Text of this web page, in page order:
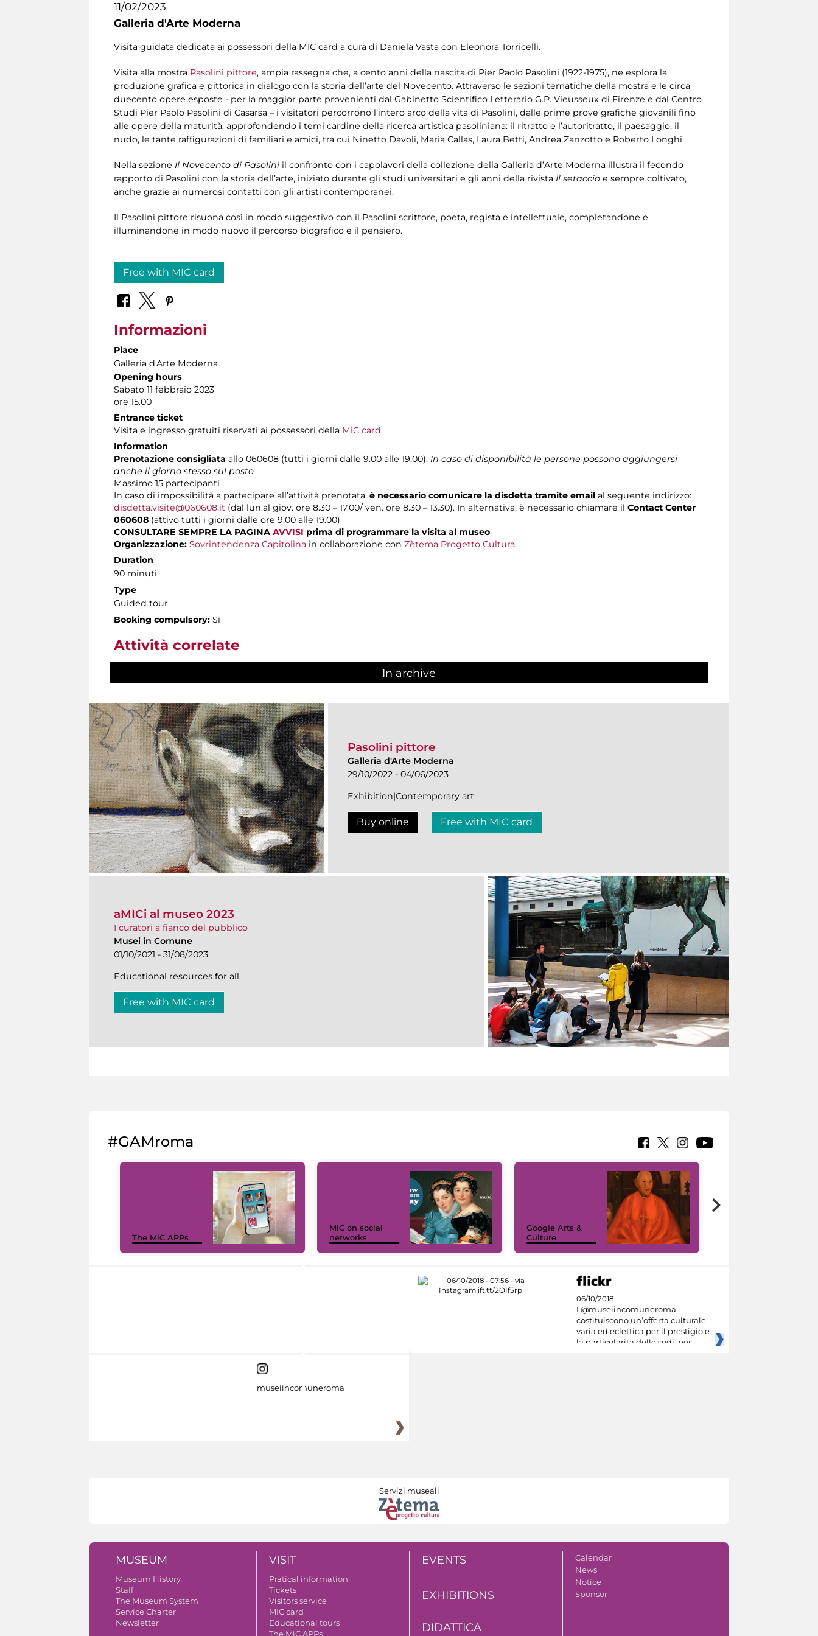
11/02/2023
Galleria d'Arte Moderna
Visita guidata dedicata ai possessori della MIC card a cura di Daniela Vasta con Eleonora Torricelli.
Visita alla mostra Pasolini pittore, ampia rassegna che, a cento anni della nascita di Pier Paolo Pasolini (1922-1975), ne esplora la
produzione grafica e pittorica in dialogo con la storia dell’arte del Novecento. Attraverso le sezioni tematiche della mostra e le circa
duecento opere esposte - per la maggior parte provenienti dal Gabinetto Scientifico Letterario G.P. Vieusseux di Firenze e dal Centro
Studi Pier Paolo Pasolini di Casarsa – i visitatori percorrono l’intero arco della vita di Pasolini, dalle prime prove grafiche giovanili fino
alle opere della maturità, approfondendo i temi cardine della ricerca artistica pasoliniana: il ritratto e l’autoritratto, il paesaggio, il
nudo, le tante raffigurazioni di familiari e amici, tra cui Ninetto Davoli, Maria Callas, Laura Betti, Andrea Zanzotto e Roberto Longhi.
Nella sezione Il Novecento di Pasolini il confronto con i capolavori della collezione della Galleria d’Arte Moderna illustra il fecondo
rapporto di Pasolini con la storia dell’arte, iniziato durante gli studi universitari e gli anni della rivista Il setaccio e sempre coltivato,
anche grazie ai numerosi contatti con gli artisti contemporanei.
Il Pasolini pittore risuona così in modo suggestivo con il Pasolini scrittore, poeta, regista e intellettuale, completandone e
illuminandone in modo nuovo il percorso biografico e il pensiero.
Free with MIC card
Informazioni
Place
Galleria d'Arte Moderna
Opening hours
Sabato 11 febbraio 2023
ore 15.00
Entrance ticket
Visita e ingresso gratuiti riservati ai possessori della MiC card
Information
Prenotazione consigliata allo 060608 (tutti i giorni dalle 9.00 alle 19.00). In caso di disponibilità le persone possono aggiungersi
anche il giorno stesso sul posto
Massimo 15 partecipanti
In caso di impossibilità a partecipare all’attività prenotata, è necessario comunicare la disdetta tramite email al seguente indirizzo:
disdetta.visite@060608.it (dal lun.al giov. ore 8.30 – 17.00/ ven. ore 8.30 – 13.30). In alternativa, è necessario chiamare il Contact Center
060608 (attivo tutti i giorni dalle ore 9.00 alle 19.00)
CONSULTARE SEMPRE LA PAGINA AVVISI prima di programmare la visita al museo
Organizzazione: Sovrintendenza Capitolina in collaborazione con Zètema Progetto Cultura
Duration
90 minuti
Type
Guided tour
Booking compulsory: Sì
Attività correlate
In archive
Pasolini pittore
Galleria d'Arte Moderna
29/10/2022 - 04/06/2023
Exhibition|Contemporary art
Buy online Free with MIC card
aMICi al museo 2023
I curatori a fianco del pubblico
Musei in Comune
01/10/2021 - 31/08/2023
Educational resources for all
Free with MIC card
#GAMroma
The MiC APPs
MiC on social
networks
Google Arts &
Culture
06/10/2018
I @museiincomuneroma
costituiscono un’offerta culturale
varia ed eclettica per il prestigio e
la particolarità delle sedi, per
museiincomuneroma
Servizi museali
MUSEUM
Museum History
Staff
The Museum System
Service Charter
Newsletter
VISIT
Pratical information
Tickets
Visitors service
MIC card
Educational tours
The MiC APPs
EVENTS
EXHIBITIONS
DIDATTICA
Calendar
News
Notice
Sponsor